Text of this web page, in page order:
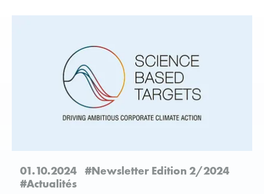
01.10.2024 #Newsletter Edition 2/2024
#Actualités